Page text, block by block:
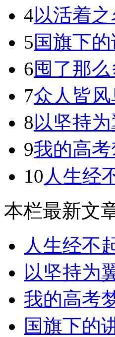
4以活着
5国旗下
6囤了那
7众人皆
8以坚持
9我的高考
10 人生经
本栏最新文
人生经不
以坚持为
我的高考
国旗下的